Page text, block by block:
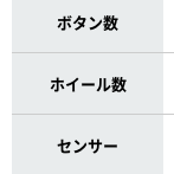
ボタン数
ホイール数
センサー